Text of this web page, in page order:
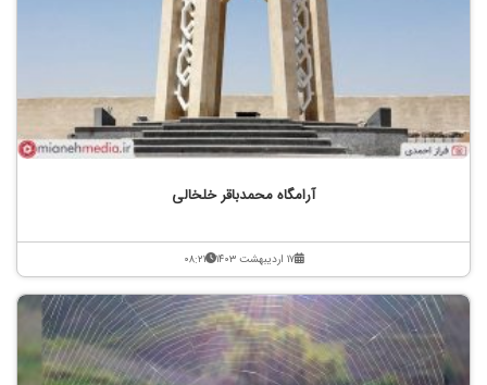
آرامگاه محمدباقر خلخالی
۱۷ اردیبهشت ۱۴۰۳ ۰۸:۲۱